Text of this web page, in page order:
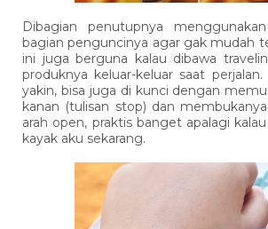
Dibagian penutupnya
bagian penguncinya agar gak mudah
ini juga berguna kalau dibawa
produknya keluar-keluar saat
yakin, bisa juga di kunci dengan
kanan (tulisan stop) dan
arah open, praktis banget apalagi
kayak aku sekarang.